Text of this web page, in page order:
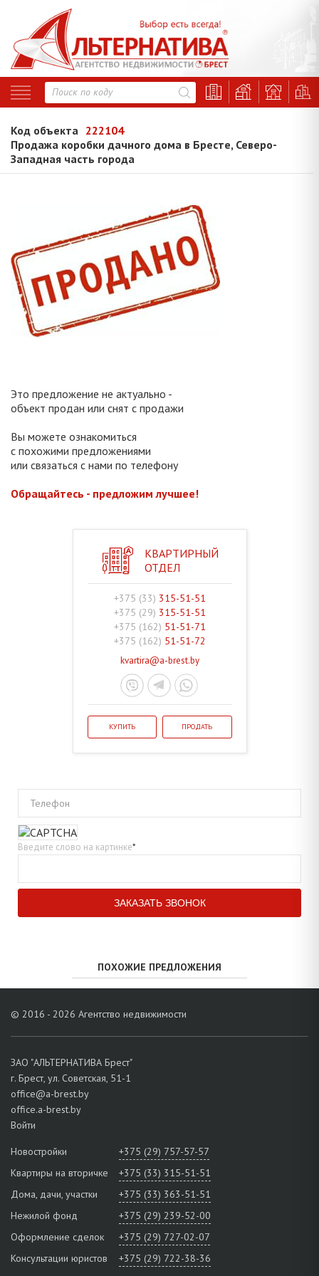
Код объекта 222104
Продажа коробки дачного дома в Бресте, Северо-
Западная часть города
Это предложение не актуально -
объект продан или снят с продажи
Вы можете ознакомиться
с похожими предложениями
или связаться с нами по телефону
Обращайтесь - предложим лучшее!
КВАРТИРНЫЙ
ОТДЕЛ
+375 (33) 315-51-51
+375 (29) 315-51-51
+375 (162) 51-51-71
+375 (162) 51-51-72
kvartira@a-brest.by
КУПИТЬ ПРОДАТЬ
Телефон
Введите слово на картинке*
ПОХОЖИЕ ПРЕДЛОЖЕНИЯ
© 2016 - 2026 Агентство недвижимости
ЗАО "АЛЬТЕРНАТИВА Брест"
г. Брест, ул. Советская, 51-1
office@a-brest.by
office.a-brest.by
Войти
Новостройки
+375 (29) 757-57-57
Квартиры на вторичке
+375 (33) 315-51-51
Дома, дачи, участки
+375 (33) 363-51-51
Нежилой фонд
+375 (29) 239-52-00
Оформление сделок
+375 (29) 727-02-07
Консультации юристов
+375 (29) 722-38-36